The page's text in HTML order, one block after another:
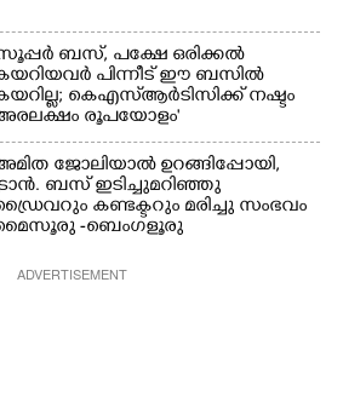
ബസ്, പക്ഷേ ഒരിക്കൽ
പിന്നീട് ഈ ബസിൽ
കെഎസ്ആർടിസിക്ക് നഷ്ടം
രൂപയോളം'
ജോലിയാൽ ഉറങ്ങിപ്പോയി,
ബസ് ഇടിച്ചുമറിഞ്ഞു
കണ്ടക്ടറും മരിച്ചു സംഭവം
-ബെംഗളൂരു
നാലു പേരുടെ നില ഗുരുതരം
ADVERTISEMENT